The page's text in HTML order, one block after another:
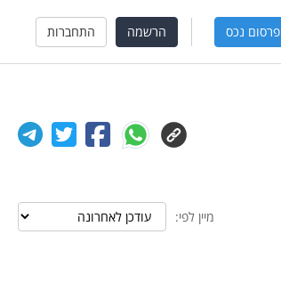
פרסום נכס הרשמה התחברות
מיין לפי: